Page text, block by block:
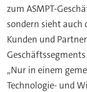
zum ASMPT-
sondern sieht auch
Kunden und
„Nur in einem
Technologie- und